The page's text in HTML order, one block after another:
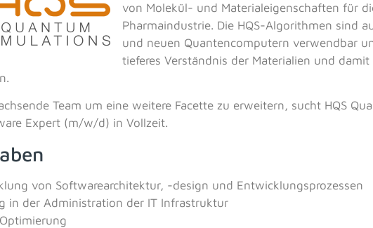
von Molekül- und Materialeigenschaften für
Pharmaindustrie. Die HQS-Algorithmen sind
und neuen Quantencomputern verwendbar
tieferes Verständnis der Materialien und damit
Team um eine weitere Facette zu erweitern, sucht HQS
Expert (m/w/d) in Vollzeit.
von Softwarearchitektur, -design und Entwicklungsprozessen
in der Administration der IT Infrastruktur